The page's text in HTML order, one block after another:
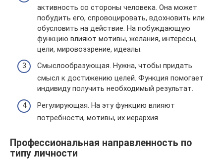
активность со стороны человека. Она может
побудить его, спровоцировать, вдохновить или
обусловить на действие. На побуждающую
функцию влияют мотивы, желания, интересы,
цели, мировоззрение, идеалы.
Смыслообразующая. Нужна, чтобы придать
смысл к достижению целей. Функция помогает
индивиду получить необходимый результат.
Регулирующая. На эту функцию влияют
потребности, мотивы, их иерархия
Профессиональная направленность по
типу личности